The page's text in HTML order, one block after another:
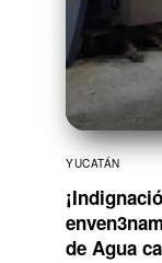
YUCATÁN
de Agua